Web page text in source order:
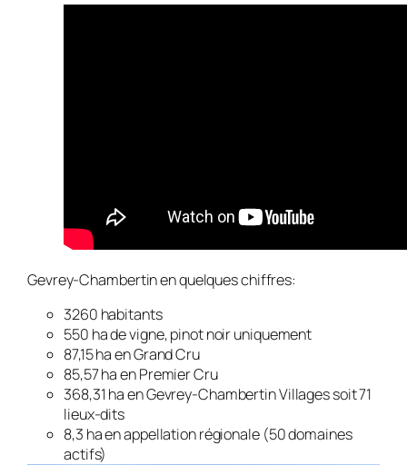
Gevrey-Chambertin en quelques chiffres:
3260 habitants
550 ha de vigne, pinot noir uniquement
87,15 ha en Grand Cru
85,57 ha en Premier Cru
368,31 ha en Gevrey-Chambertin Villages soit 71
lieux-dits
8,3 ha en appellation régionale (50 domaines
actifs)